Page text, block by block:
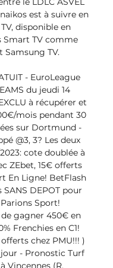
est à suivre en
disponible en
Smart TV comme
Samsung TV.
- EuroLeague
du jeudi 14
à récupérer et
mois pendant 30
sur Dortmund -
@3, 3? Les deux
cote doublée à
ZEbet, 15€ offerts
En Ligne! BetFlash
SANS DEPOT pour
Sport!
gagner 450€ en
Frenchies en C1!
chez PMU!!! )
- Pronostic Turf
Vincennes (R.